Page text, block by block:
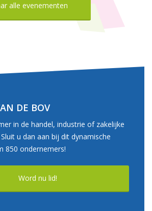
alle evenementen
DE BOV
in de handel, industrie of zakelijke
u dan aan bij dit dynamische
850 ondernemers!
Word nu lid!